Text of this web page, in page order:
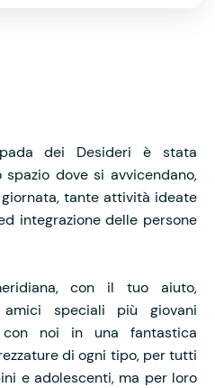
dei Desideri è stata
dove si avvicendano,
tante attività ideate
integrazione delle persone
con il tuo aiuto,
speciali più giovani
noi in una fantastica
di ogni tipo, per tutti
e adolescenti, ma per loro